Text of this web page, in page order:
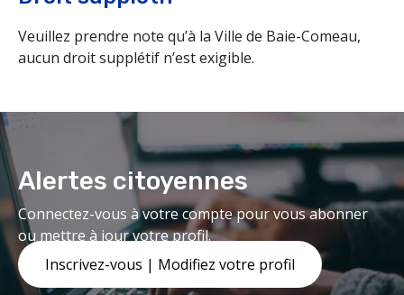
Veuillez prendre note qu’à la Ville de Baie-Comeau,
aucun droit supplétif n’est exigible.
Alertes citoyennes
Connectez-vous à votre compte pour vous abonner
ou mettre à jour votre profil.
Inscrivez-vous | Modifiez votre profil